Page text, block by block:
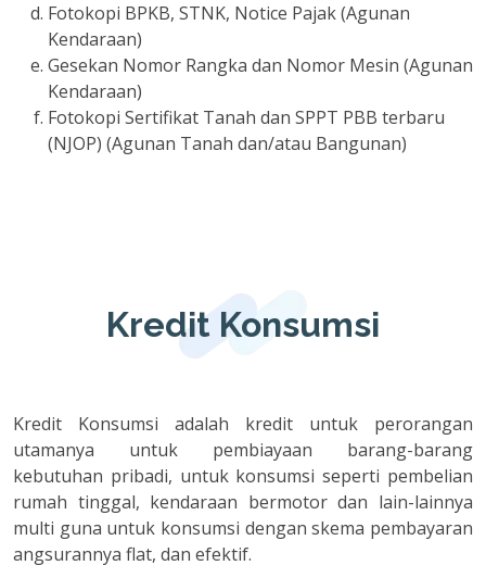
Fotokopi BPKB, STNK, Notice Pajak (Agunan
Kendaraan)
Gesekan Nomor Rangka dan Nomor Mesin (Agunan
Kendaraan)
Fotokopi Sertifikat Tanah dan SPPT PBB terbaru
(NJOP) (Agunan Tanah dan/atau Bangunan)
Kredit Konsumsi
Kredit Konsumsi adalah kredit untuk perorangan
utamanya untuk pembiayaan barang-barang
kebutuhan pribadi, untuk konsumsi seperti pembelian
rumah tinggal, kendaraan bermotor dan lain-lainnya
multi guna untuk konsumsi dengan skema pembayaran
angsurannya flat, dan efektif.